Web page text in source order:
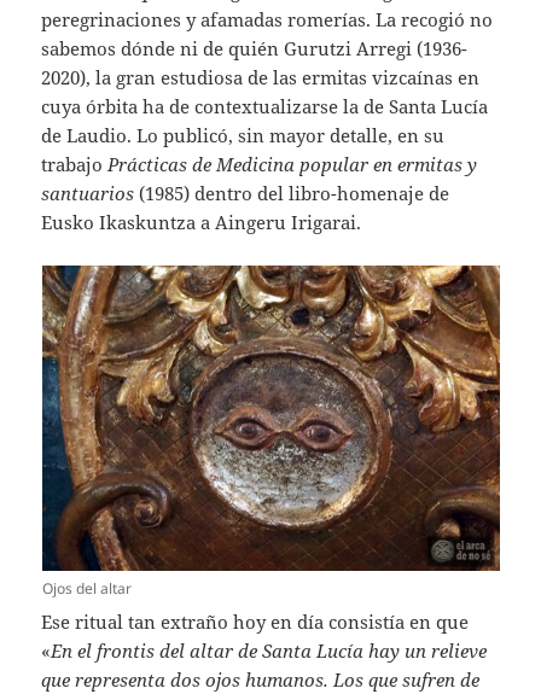
peregrinaciones y afamadas romerías. La recogió no
sabemos dónde ni de quién Gurutzi Arregi (1936-
2020), la gran estudiosa de las ermitas vizcaínas en
cuya órbita ha de contextualizarse la de Santa Lucía
de Laudio. Lo publicó, sin mayor detalle, en su
trabajoPrácticas de Medicina popular en ermitas y
santuarios (1985) dentro del libro-homenaje de
Eusko Ikaskuntza a Aingeru Irigarai.
Ojos del altar
Ese ritual tan extraño hoy en día consistía en que
«En el frontis del altar de Santa Lucía hay un relieve
que representa dos ojos humanos. Los que sufren de